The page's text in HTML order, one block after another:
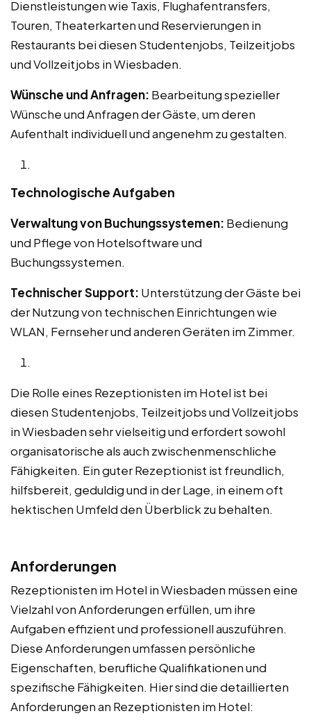
Dienstleistungen wie Taxis, Flughafentransfers,
Touren, Theaterkarten und Reservierungen in
Restaurants bei diesen Studentenjobs, Teilzeitjobs
und Vollzeitjobs in Wiesbaden.
Wünsche und Anfragen: Bearbeitung spezieller
Wünsche und Anfragen der Gäste, um deren
Aufenthalt individuell und angenehm zu gestalten.
Technologische Aufgaben
Verwaltung von Buchungssystemen: Bedienung
und Pflege von Hotelsoftware und
Buchungssystemen.
Technischer Support: Unterstützung der Gäste bei
der Nutzung von technischen Einrichtungen wie
WLAN, Fernseher und anderen Geräten im Zimmer.
Die Rolle eines Rezeptionisten im Hotel ist bei
diesen Studentenjobs, Teilzeitjobs und Vollzeitjobs
in Wiesbaden sehr vielseitig und erfordert sowohl
organisatorische als auch zwischenmenschliche
Fähigkeiten. Ein guter Rezeptionist ist freundlich,
hilfsbereit, geduldig und in der Lage, in einem oft
hektischen Umfeld den Überblick zu behalten.
Anforderungen
Rezeptionisten im Hotel in Wiesbaden müssen eine
Vielzahl von Anforderungen erfüllen, um ihre
Aufgaben effizient und professionell auszuführen.
Diese Anforderungen umfassen persönliche
Eigenschaften, berufliche Qualifikationen und
spezifische Fähigkeiten. Hier sind die detaillierten
Anforderungen an Rezeptionisten im Hotel: